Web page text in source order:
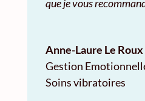
que je vous
Anne-Laure Le Roux
Gestion
Soins vibratoires